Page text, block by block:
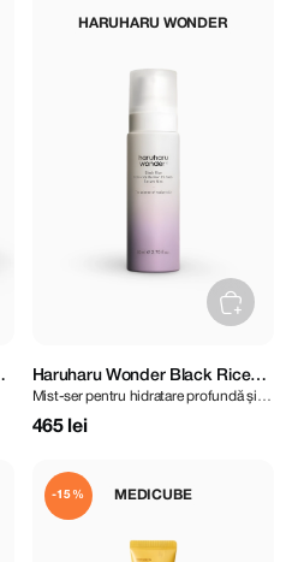
HARUHARU WONDER
Haruharu Wonder Black Rice
Probiotics Barrier NAD+ Serum
Mist 80 ml
Mist-ser pentru hidratare profundă și
întărirea barierei
465 lei
MEDICUBE
-15%